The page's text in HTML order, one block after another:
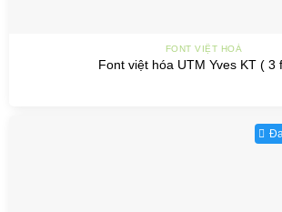
FONT VIỆT HOÁ
Font việt hóa UTM Yves KT ( 3